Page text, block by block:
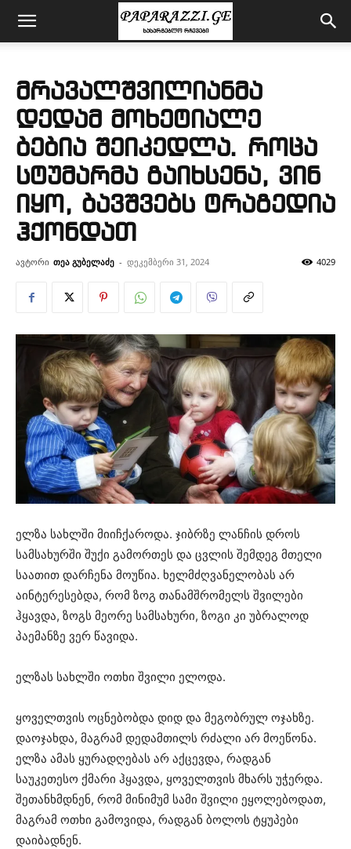
მრავალშვილიანმა
დედამ მოხეტიალე
ბებია შეიკედლა. როცა
სტუმარმა გაიხსენა, ვინ
იყო, ბავშვებს ტრაგედია
ჰქონდათ
ავტორი თეა გუბელაძე - დეკემბერი 31, 2024 4029
ელზა სახლში მიიჩქაროდა. ჯიბრზე ლანჩის დროს
სამსახურში შუქი გამორთეს და ცვლის შემდეგ მთელი
საათით დარჩენა მოუწია. ხელმძღვანელობას არ
აინტერესებდა, რომ ზოგ თანამშრომელს შვილები
ჰყავდა, ზოგს მეორე სამსახური, ზოგი კი უბრალოდ
პაემანზე ვერ წავიდა.
ელზას სახლში ოთხი შვილი ელოდა.
ყოველთვის ოცნებობდა დიდ და მეგობრულ ოჯახზე.
დაოჯახდა, მაგრამ დედამთილს რძალი არ მოეწონა.
ელზა ამას ყურადღებას არ აქცევდა, რადგან
საუკეთესო ქმარი ჰყავდა, ყოველთვის მხარს უჭერდა.
შეთანხმდნენ, რომ მინიმუმ სამი შვილი ეყოლებოდათ,
მაგრამ ოთხი გამოვიდა, რადგან ბოლოს ტყუპები
დაიბადნენ.